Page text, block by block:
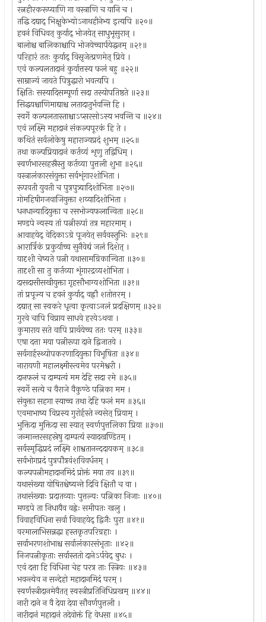
रत्नहीरकरूप्याणि गा वस्त्राणि च यानि च ।
तद्धि दद्याद् भिक्षुकेभ्योऽनाथहीनेभ्य इत्यपि ॥२०॥
हवनं विधिवत् कुर्याद् भोजयेत् साधुभूसुरान् ।
बालोश्च बालिकाश्चापि भोजयेच्चार्पयेद्धनम् ॥२१॥
परिहारं ततः कुर्याद् विसृजेत्प्रणमेत् प्रिये ।
एवं कल्पलतादानं कुर्यात्तस्य फलं बहु ॥२२॥
साम्राज्यं जायते पित्रुद्धारो भवत्यपि ।
क्षितिः सस्यादिसम्पूर्णा सदा तस्योपतिष्ठते ॥२३॥
सिद्धयश्चाणिमाद्याश्च लतादातुर्भवन्ति हि ।
स्वर्गे कल्पलतास्ताश्चाऽप्सरसोऽस्य भवन्ति च ॥२४॥
एवं लक्ष्मि महादानं संकल्पपूरकं हि ते ।
कथितं सर्वलोकेषु महाराज्यप्रदं शुभम् ॥२५॥
तथा कल्पप्रियादानं कर्तव्यं शृणु तद्विधिम् ।
स्वर्णभारसहस्रैस्तु कर्तव्या पुत्तली शुभा ॥२६॥
वस्त्रालंकारसंयुक्ता सर्वशृंगारशोभिता ।
रूपवती युवती च पुत्रपुत्र्यादिशोभिता ॥२७॥
गोमहिषीगजवाजियुक्ता शय्यादिशोभिता ।
धनधान्यादियुक्ता च रसभोज्यफलान्विता ॥२८॥
मण्डपे न्यस्य तां पत्नीरूपां तत्र महारमाम् ।
आवाहयेद् वेदिकाऽग्रे पूजयेत् सर्ववस्तुभिः ॥२९॥
आरार्त्रिकं प्रकुर्याच्च सुनैवेद्यं जलं दिशेत् ।
यादृशी चेष्यते पत्नी यथासामग्रिकान्विता ॥३०॥
तादृशी सा तु कर्तव्या शृंगारद्रव्यशोभिता ।
दासदासीसखीयुक्ता गृहसौभाग्यशोभिता ॥३१॥
तां प्रपूज्य च हवनं कुर्याद् वह्नौ शतोत्तरम् ।
दद्यात् सा स्वकरे धृत्वा कृत्वाऽनलं प्रदक्षिणम् ॥३२॥
गुरवे चापि विप्राय साधवे हरयेऽथवा ।
कुमाराय सते वापि प्रार्थयेच्च ततः परम् ॥३३॥
एषा दत्ता मया पत्नीरूपा दाने द्विजातये ।
सर्वगार्हस्थ्योपकरणादियुक्ता विभूषिता ॥३४॥
नारायणी महालक्ष्मीस्त्वमेव परमेश्वरी ।
दानफलं च दाम्पत्यं मम देहि सदा रमे ॥३५॥
स्वर्गे सत्ये च वैराजे वैकुण्ठे पत्निका मम ।
संयुक्ता सहगा स्याच्च तथा देहि फलं मम ॥३६॥
एवमाभाष्य विप्रस्य गुरोर्हस्ते न्यसेत् प्रियाम् ।
भुक्तिदा मुक्तिदा सा स्यात् स्वर्णपुत्तलिका प्रिया ॥३७॥
जन्मान्तरसहस्रेषु दाम्पत्यं स्यादखण्डितम् ।
सर्वस्मृद्धिप्रदं लक्ष्मि शाश्वतानन्ददायकम् ॥३८॥
सर्वभोगप्रदं पुत्रपौत्रवंशविवर्धनम् ।
कल्पपत्नीमहादानमिदं प्रोक्तं मया तव ॥३९॥
यथासंख्या योषितश्चेष्यन्ते दिवि क्षितौ च वा ।
तथासंख्याः प्रदातव्याः पुत्तल्यः पत्निका निजाः ॥४०॥
मण्डपे ता निधायैव वह्नेः समीपतः खलु ।
विवाहविधिना सर्वा विवाहयेद् द्विजैः पुरा ॥४१॥
वरमालाभिसन्नद्धा हस्तकृतपरिग्रहाः ।
सर्वाभरणशोभाश्च सर्वालंकारसंभृताः ॥४२॥
निजपत्नीकृताः सर्वास्ततो दानेऽर्पयेद् बुधः ।
एवं दत्ता हि विधिना चेह परत्र ताः स्त्रियः ॥४३॥
भवन्त्येव न सन्देहो महादानमिदं परम् ।
स्वर्णस्त्रीदानमेवैतत् स्वस्त्रीप्रतिनिधिप्रखम् ॥४४॥
नारी दाने न वै देया देया सौवर्णपुत्तली ।
नारीदानं महादानं तदेवोक्तं हि वेधसा ॥४५॥